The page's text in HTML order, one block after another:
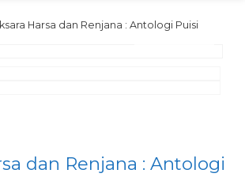
Harsa dan Renjana : Antologi Puisi
dan Renjana : Antologi